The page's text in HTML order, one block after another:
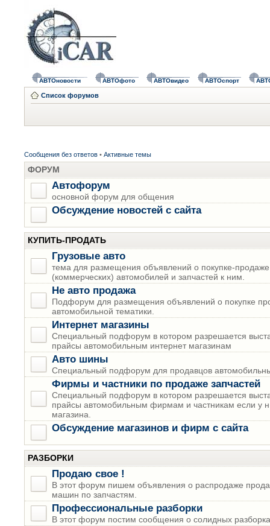
АВТОновости АВТОфото АВТОвидео АВТОспорт
Список форумов
Сообщения без ответов • Активные темы
ФОРУМ
Автофорум
основной форум для общения
Обсуждение новостей с сайта
КУПИТЬ-ПРОДАТЬ
Грузовые авто
тема для размещения объявлений о покупке-продаже
(коммерческих) автомобилей и запчастей к ним.
Не авто продажа
Подфорум для размещения объявлений о покупке
автомобильной тематики.
Интернет магазины
Специальный подфорум в котором разрешается
прайсы автомобильным интернет магазинам
Авто шины
Специальный подфорум для продавцов
Фирмы и частники по продаже запчастей
Специальный подфорум в котором разрешается
прайсы автомобильным фирмам и частникам если у
магазина.
Обсуждение магазинов и фирм с сайта
РАЗБОРКИ
Продаю свое !
В этот форум пишем объявления о распродаже
машин по запчастям.
Профессиональные разборки
В этот форум постим сообщения о солидных